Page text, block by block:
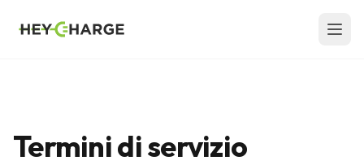
Termini di servizio